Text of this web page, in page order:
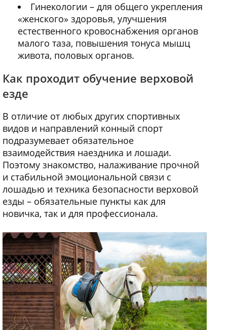
Гинекологии – для общего укрепления
«женского» здоровья, улучшения
естественного кровоснабжения органов
малого таза, повышения тонуса мышц
живота, половых органов.
Как проходит обучение верховой
езде
В отличие от любых других спортивных
видов и направлений конный спорт
подразумевает обязательное
взаимодействия наездника и лошади.
Поэтому знакомство, налаживание прочной
и стабильной эмоциональной связи с
лошадью и техника безопасности верховой
езды – обязательные пункты как для
новичка, так и для профессионала.